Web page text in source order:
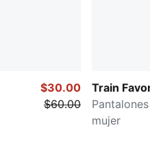
$30.00
$60.00
Train
mujer